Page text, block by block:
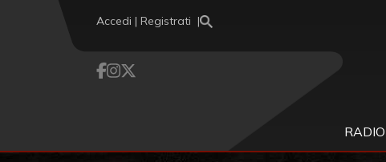
Accedi | Registrati
RADIO